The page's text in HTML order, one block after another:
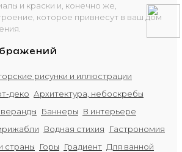
и краски и, конечно же,
которое привнесут в ваш дом
рисунки и иллюстрации
деко Архитектура, небоскребы
Баннеры
В интерьере
Водная стихия
Гастрономия
страны Горы Градиент Для ванной